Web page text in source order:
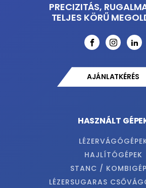
PRECIZITÁS,
TELJES KÖRŰ
AJÁNLATKÉRÉS
HASZNÁLT
HAJLÍTÓGÉPEK
STANC /
LÉZERSUGARAS